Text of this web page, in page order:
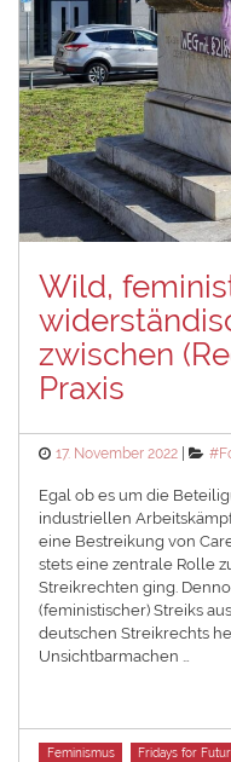
Wild,
zwischen
Praxis
Posted
17. November 2022
Egal ob es um die
industriellen
eine Bestreikung von
stets eine zentrale Rolle
Streikrechten ging.
(feministischer) Streiks
deutschen Streikrechts
Unsichtbarmachen …
Tags
Feminismus Fridays for